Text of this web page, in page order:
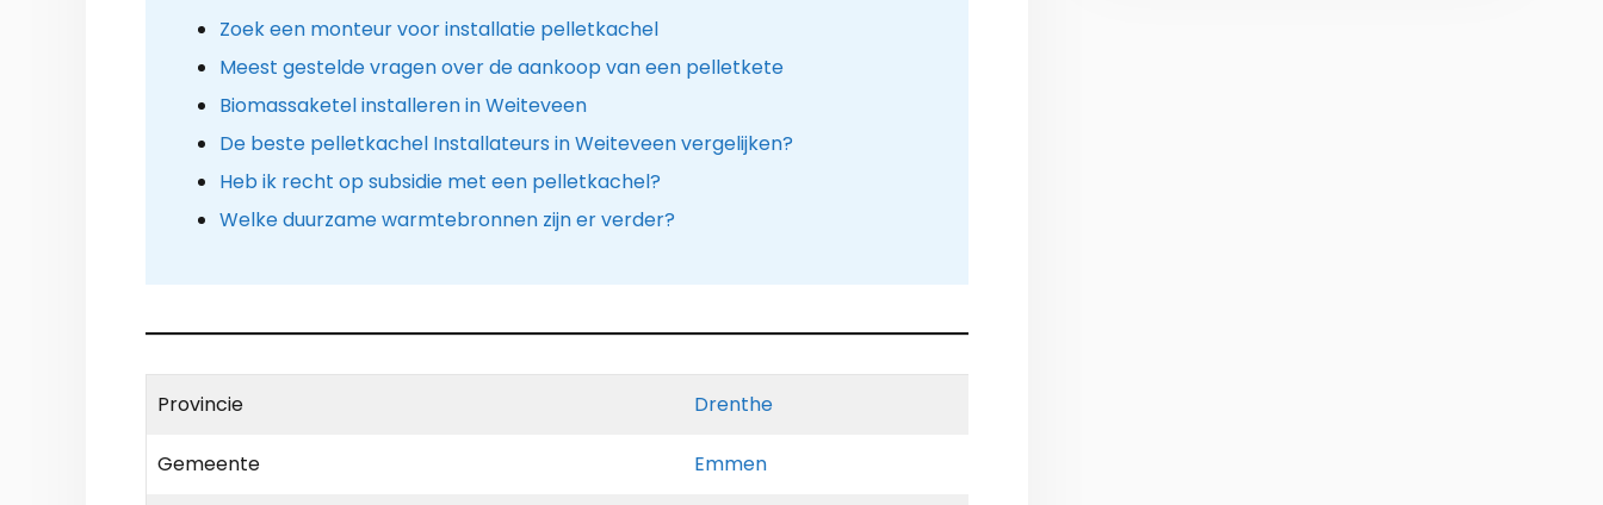
Zoek een monteur voor installatie pelletkachel
Meest gestelde vragen over de aankoop van een pelletkete
Biomassaketel installeren in Weiteveen
De beste pelletkachel Installateurs in Weiteveen vergelijken?
Heb ik recht op subsidie met een pelletkachel?
Welke duurzame warmtebronnen zijn er verder?
Provincie Drenthe
Gemeente Emmen